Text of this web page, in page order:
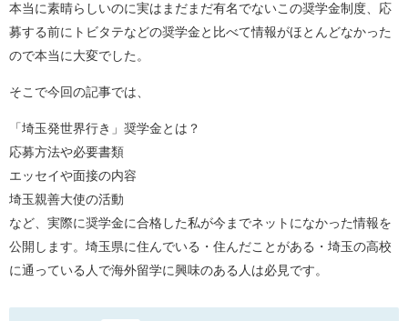
本当に素晴らしいのに実はまだまだ有名でないこの奨学金制度、応
募する前にトビタテなどの奨学金と比べて情報がほとんどなかった
ので本当に大変でした。
そこで今回の記事では、
「埼玉発世界行き」奨学金とは？
応募方法や必要書類
エッセイや面接の内容
埼玉親善大使の活動
など、実際に奨学金に合格した私が今までネットになかった情報を
公開します。埼玉県に住んでいる・住んだことがある・埼玉の高校
に通っている人で海外留学に興味のある人は必見です。